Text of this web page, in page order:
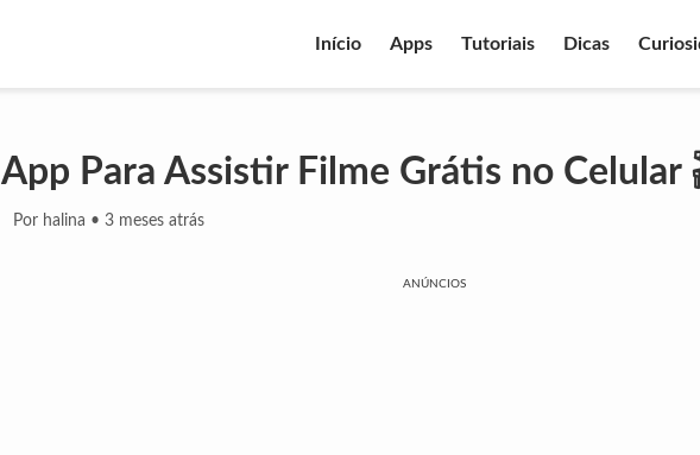
Início Apps Tutoriais Dicas
App Para Assistir Filme Grátis no Celular
Por halina • 3 meses atrás
ANÚNCIOS